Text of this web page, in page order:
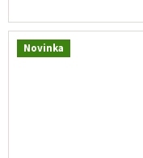
Novinka